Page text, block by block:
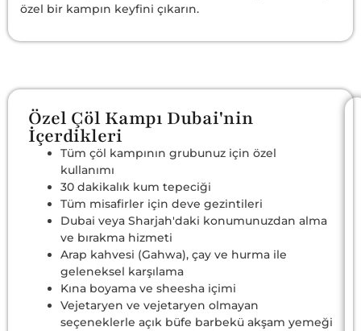
özel bir kampın keyfini çıkarın.
Özel Çöl Kampı Dubai'nin
İçerdikleri
Tüm çöl kampının grubunuz için özel
kullanımı
30 dakikalık kum tepeciği
Tüm misafirler için deve gezintileri
Dubai veya Sharjah'daki konumunuzdan alma
ve bırakma hizmeti
Arap kahvesi (Gahwa), çay ve hurma ile
geleneksel karşılama
Kına boyama ve sheesha içimi
Vejetaryen ve vejetaryen olmayan
seçeneklerle açık büfe barbekü akşam yemeği